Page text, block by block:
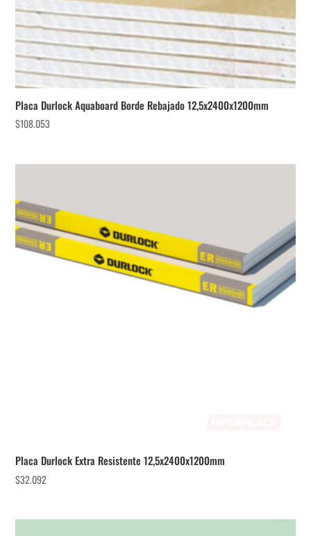
Placa Durlock Aquaboard Borde Rebajado 12,5x2400x1200mm
$108.053
Placa Durlock Extra Resistente 12,5x2400x1200mm
$32.092